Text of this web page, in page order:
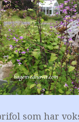
som har